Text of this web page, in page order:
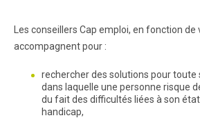
Les conseillers Cap emploi, en fonction de
accompagnent pour :
rechercher des solutions pour toute
dans laquelle une personne risque
du fait des difficultés liées à son
handicap,